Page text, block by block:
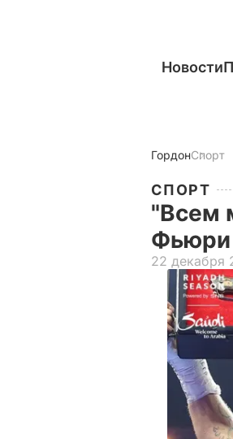
Новости
ГордонСпорт
СПОРТ
"Всем
Фьюри
22 декабря